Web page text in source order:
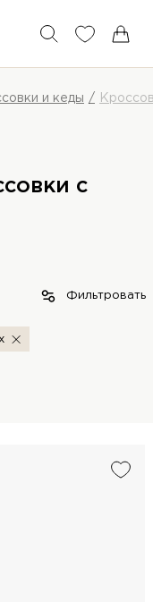
и кеды
с
Фильтровать